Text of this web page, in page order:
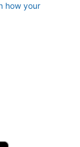
how your